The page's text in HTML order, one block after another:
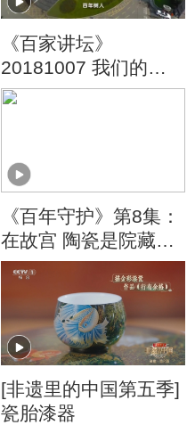
《百家讲坛》
20181007 我们的大
学·西南交通大学
《百年守护》第8集：
在故宫 陶瓷是院藏文
物的重镇
[非遗里的中国第五季]
瓷胎漆器